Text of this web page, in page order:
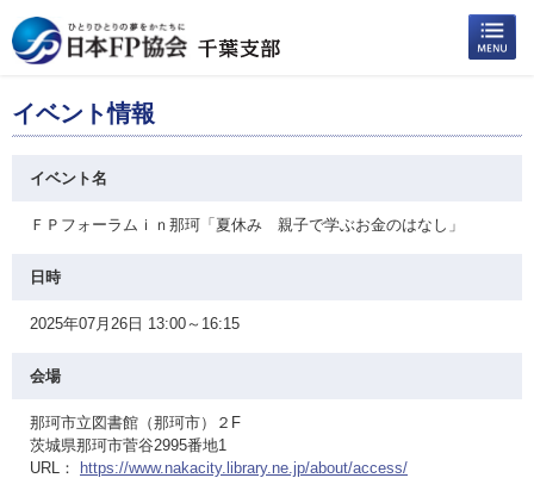
イベント情報
イベント名
ＦＰフォーラムｉｎ那珂「夏休み 親子で学ぶお金のはなし」
日時
2025年07月26日 13:00～16:15
会場
那珂市立図書館（那珂市）２F
茨城県那珂市菅谷2995番地1
URL：
https://www.nakacity.library.ne.jp/about/access/